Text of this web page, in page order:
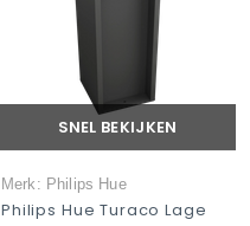
SNEL BEKIJKEN
Merk: Philips Hue
Philips Hue Turaco Lage